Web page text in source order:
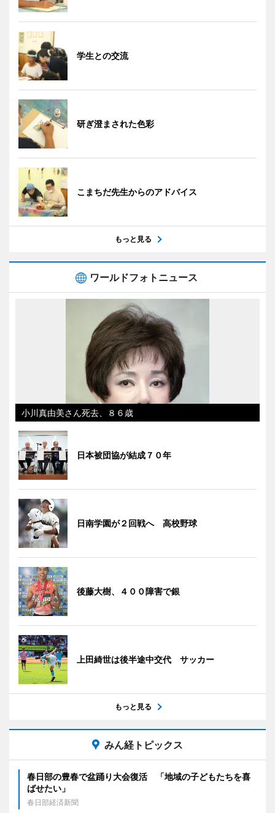
学生との交流
研ぎ澄まされた色彩
こまちだ先生からのアドバイス
もっと見る
ワールドフォトニュース
小川真由美さん死去、８６歳
日本被団協が結成７０年
日南学園が２回戦へ 高校野球
後藤大樹、４００障害で銀
上田綺世は後半途中交代 サッカー
もっと見る
みん経トピックス
春日部の豊春で盆踊り大会復活 「地域の子どもたちを喜
ばせたい」
春日部経済新聞